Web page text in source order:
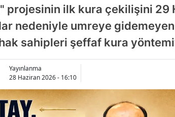
Aydın
Balıkesir
Bilecik
Bitlis
Bolu
projesinin ilk kura çekilişini 29
nedeniyle umreye
sahipleri şeffaf kura
Yayınlanma
28 Haziran 2026 - 16:10